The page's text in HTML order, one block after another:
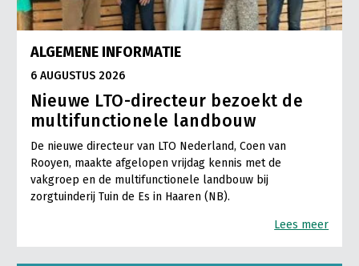
ALGEMENE INFORMATIE
6 AUGUSTUS 2026
Nieuwe LTO-directeur bezoekt de
multifunctionele landbouw
De nieuwe directeur van LTO Nederland, Coen van
Rooyen, maakte afgelopen vrijdag kennis met de
vakgroep en de multifunctionele landbouw bij
zorgtuinderij Tuin de Es in Haaren (NB).
Lees meer